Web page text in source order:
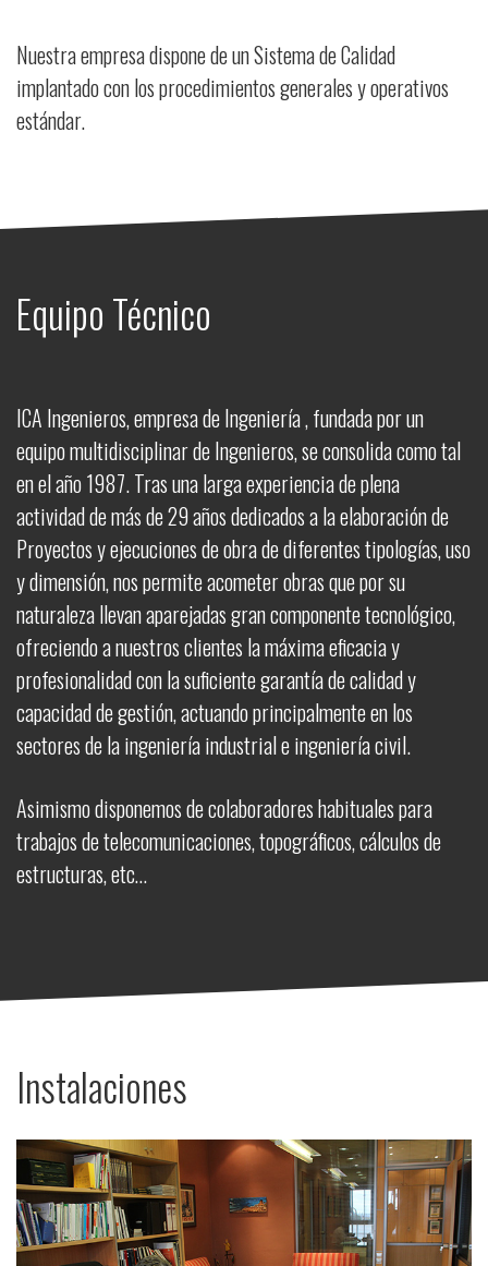
Nuestra empresa dispone de un Sistema de Calidad
implantado con los procedimientos generales y operativos
estándar.
Equipo Técnico
ICA Ingenieros, empresa de Ingeniería , fundada por un
equipo multidisciplinar de Ingenieros, se consolida como tal
en el año 1987. Tras una larga experiencia de plena
actividad de más de 29 años dedicados a la elaboración de
Proyectos y ejecuciones de obra de diferentes tipologías, uso
y dimensión, nos permite acometer obras que por su
naturaleza llevan aparejadas gran componente tecnológico,
ofreciendo a nuestros clientes la máxima eficacia y
profesionalidad con la suficiente garantía de calidad y
capacidad de gestión, actuando principalmente en los
sectores de la ingeniería industrial e ingeniería civil.
Asimismo disponemos de colaboradores habituales para
trabajos de telecomunicaciones, topográficos, cálculos de
estructuras, etc…
Instalaciones